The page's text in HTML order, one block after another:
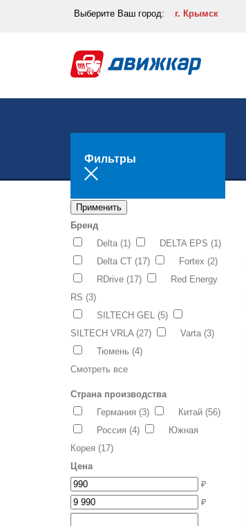
Выберите Ваш город: г. Крымск
Фильтры
Применить
Бренд
Delta (1) DELTA EPS (1)
Delta CT (17) Fortex (2)
RDrive (17)
Red Energy
RS (3)
SILTECH GEL (5)
SILTECH VRLA (27) Varta (3)
Тюмень (4)
Смотреть все
Страна производства
Германия (3) Китай (56)
Россия (4)
Южная
Корея (17)
Цена
₽
₽